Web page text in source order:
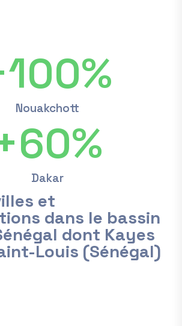
Nouakchott
100%
Dakar
60%
et
dans le bassin
dont Kayes
Louis (Sénégal)